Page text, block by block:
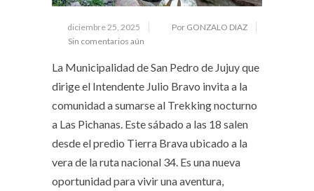
diciembre 25, 2025
Por GONZALO DIAZ
Sin comentarios aún
La Municipalidad de San Pedro de Jujuy que
dirige el Intendente Julio Bravo invita a la
comunidad a sumarse al Trekking nocturno
a Las Pichanas. Este sábado a las 18 salen
desde el predio Tierra Brava ubicado a la
vera de la ruta nacional 34. Es una nueva
oportunidad para vivir una aventura,